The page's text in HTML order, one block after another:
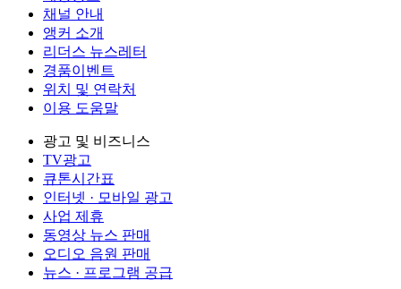
채널 안내
앵커 소개
리더스 뉴스레터
경품이벤트
위치 및 연락처
이용 도움말
광고 및 비즈니스
TV광고
큐톤시간표
인터넷 · 모바일 광고
사업 제휴
동영상 뉴스 판매
오디오 음원 판매
뉴스 · 프로그램 공급